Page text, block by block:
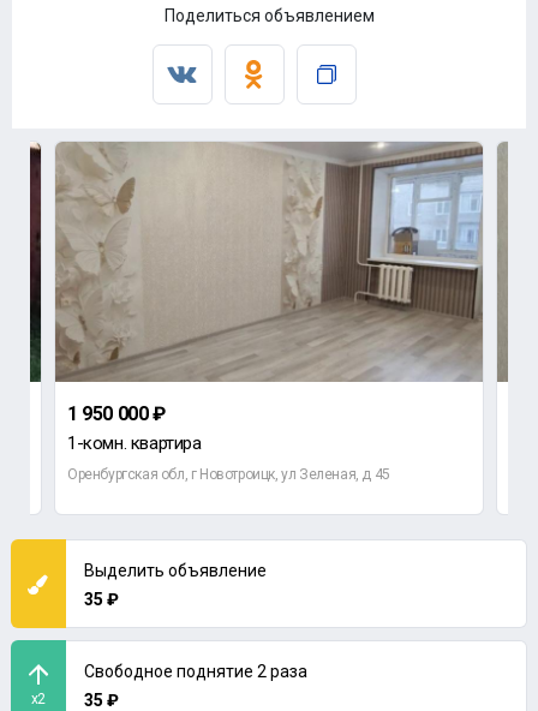
Поделиться объявлением
1 950 000 ₽
1-комн. квартира
Оренбургская обл, г Новотроицк, ул Зеленая, д 45
Выделить объявление
35 ₽
x2
Свободное поднятие 2 раза
35 ₽